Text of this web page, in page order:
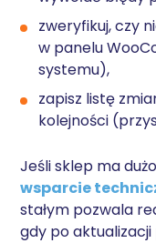
zweryfikuj, czy
w panelu
systemu),
zapisz listę
kolejności
Jeśli sklep ma
wsparcie
stałym pozwala
gdy po aktualizacji